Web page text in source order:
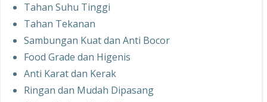
Tahan Suhu Tinggi
Tahan Tekanan
Sambungan Kuat dan Anti Bocor
Food Grade dan Higenis
Anti Karat dan Kerak
Ringan dan Mudah Dipasang